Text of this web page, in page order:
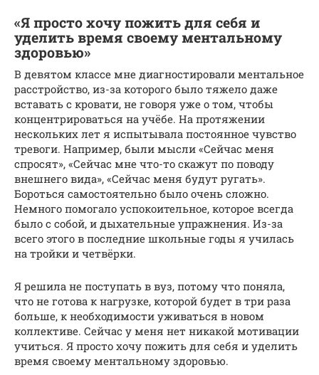
«Я просто хочу пожить для себя и
уделить время своему ментальному
здоровью»
В девятом классе мне диагностировали ментальное
расстройство, из-за которого было тяжело даже
вставать с кровати, не говоря уже о том, чтобы
концентрироваться на учёбе. На протяжении
нескольких лет я испытывала постоянное чувство
тревоги. Например, были мысли «Сейчас меня
спросят», «Сейчас мне что-то скажут по поводу
внешнего вида», «Сейчас меня будут ругать».
Бороться самостоятельно было очень сложно.
Немного помогало успокоительное, которое всегда
было с собой, и дыхательные упражнения. Из-за
всего этого в последние школьные годы я училась
на тройки и четвёрки.
Я решила не поступать в вуз, потому что поняла,
что не готова к нагрузке, которой будет в три раза
больше, к необходимости уживаться в новом
коллективе. Сейчас у меня нет никакой мотивации
учиться. Я просто хочу пожить для себя и уделить
время своему ментальному здоровью.